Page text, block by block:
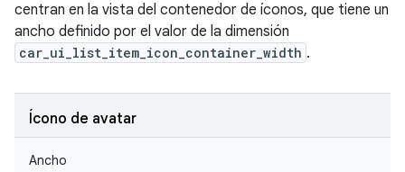
centran en la vista del contenedor de íconos, que tiene un
ancho definido por el valor de la dimensión
car_ui_list_item_icon_container_width .
Ícono de avatar
Ancho